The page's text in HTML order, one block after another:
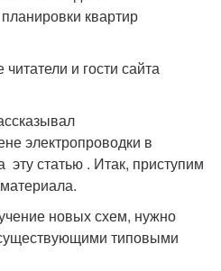
и гости сайта
электропроводки в
эту статью . Итак, приступим
новых схем, нужно
типовыми